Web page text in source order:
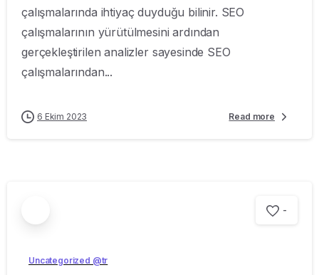
çalışmalarında ihtiyaç duyduğu bilinir. SEO
çalışmalarının yürütülmesini ardından
gerçekleştirilen analizler sayesinde SEO
çalışmalarından...
6 Ekim 2023 Read more
-
Uncategorized @tr